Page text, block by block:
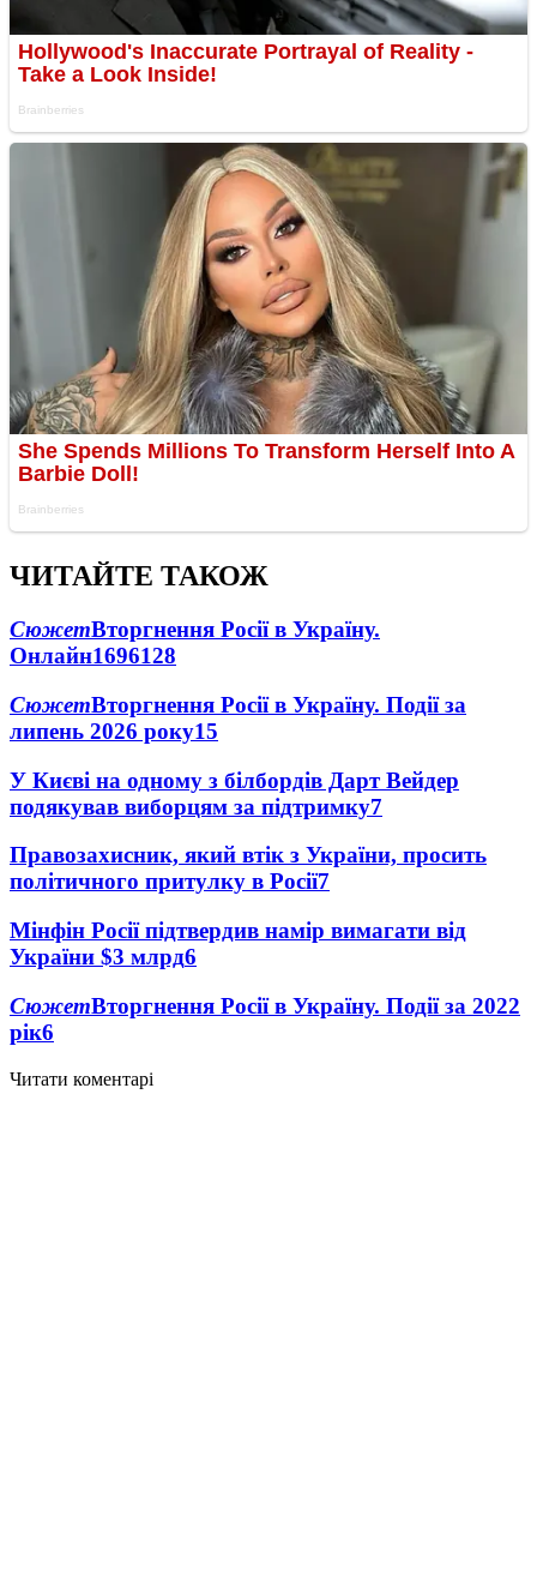
ЧИТАЙТЕ ТАКОЖ
СюжетВторгнення Росії в Україну.
Онлайн1696128
СюжетВторгнення Росії в Україну. Події за
липень 2026 року15
У Києві на одному з білбордів Дарт Вейдер
подякував виборцям за підтримку7
Правозахисник, який втік з України, просить
політичного притулку в Росії7
Мінфін Росії підтвердив намір вимагати від
України $3 млрд6
СюжетВторгнення Росії в Україну. Події за 2022
рік6
Читати коментарі